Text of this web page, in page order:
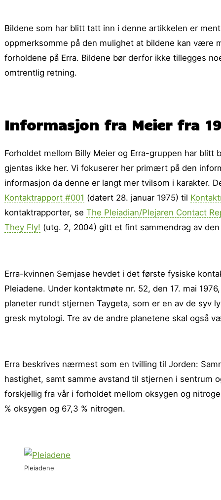
Bildene som har blitt tatt inn i denne artikkelen er
oppmerksomme på den mulighet at bildene kan være
forholdene på Erra. Bildene bør derfor ikke tillegges
omtrentlig retning.
Informasjon fra Meier fra
Forholdet mellom Billy Meier og Erra-gruppen har blitt
gjentas ikke her. Vi fokuserer her primært på den
informasjon da denne er langt mer tvilsom i karakter.
Kontaktrapport #001 (datert 28. januar 1975) til
kontaktrapporter, se The Pleiadian/Plejaren Contact
They Fly! (utg. 2, 2004) gitt et fint sammen­drag av
Erra-kvinnen Semjase hevdet i det første fysiske
Pleiadene. Under kontaktmøte nr. 52, den 17. mai
planeter rundt stjernen Taygeta, som er en av de syv
gresk mytologi. Tre av de andre planetene skal også
Erra beskrives nærmest som en tvilling til Jorden:
hastighet, samt samme avstand til stjernen i sentrum
forskjellig fra vår i forholdet mellom oksygen og
% oksygen og 67,3 % nitrogen.
Pleiadene